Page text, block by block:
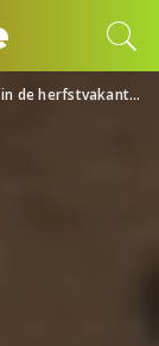
de herfstvakantie